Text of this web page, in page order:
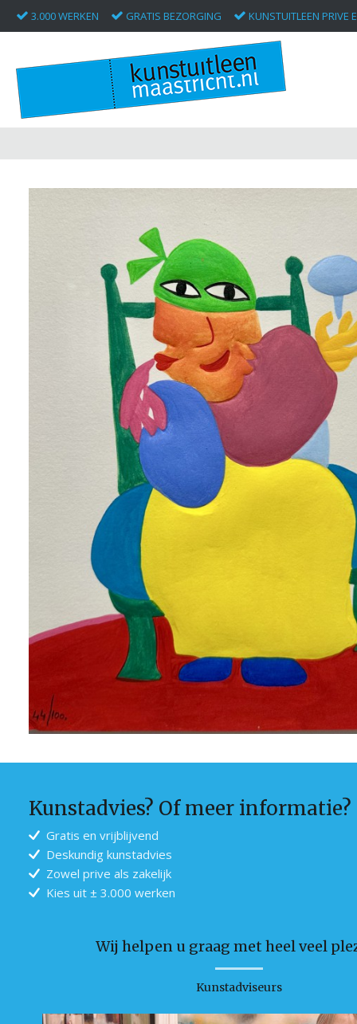
3.000 WERKEN GRATIS BEZORGING KUNSTUITLEEN PRIVE
Kunstadvies? Of meer informatie?
Gratis en vrijblijvend
Deskundig kunstadvies
Zowel prive als zakelijk
Kies uit ± 3.000 werken
Wij helpen u graag met heel veel
Kunstadviseurs